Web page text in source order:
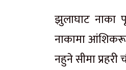
झुलाघाट नाका
नाकामा
नहुने सीमा